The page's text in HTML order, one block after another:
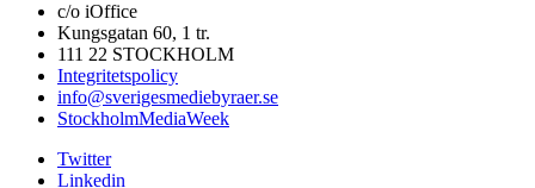
c/o iOffice
Kungsgatan 60, 1 tr.
111 22 STOCKHOLM
Integritetspolicy
info@sverigesmediebyraer.se
StockholmMediaWeek
Twitter
Linkedin